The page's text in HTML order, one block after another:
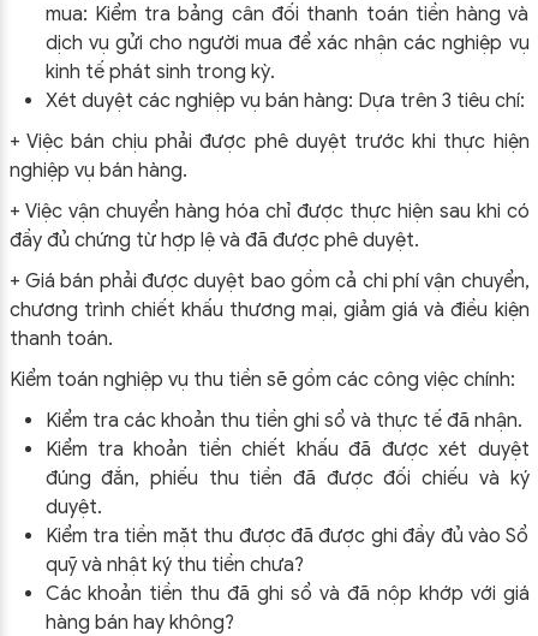
mua: Kiểm tra bảng cân đối thanh toán tiền hàng và
dịch vụ gửi cho người mua để xác nhận các nghiệp vụ
kinh tế phát sinh trong kỳ.
Xét duyệt các nghiệp vụ bán hàng: Dựa trên 3 tiêu chí:
+ Việc bán chịu phải được phê duyệt trước khi thực hiện
nghiệp vụ bán hàng.
+ Việc vận chuyển hàng hóa chỉ được thực hiện sau khi có
đầy đủ chứng từ hợp lệ và đã được phê duyệt.
+ Giá bán phải được duyệt bao gồm cả chi phí vận chuyển,
chương trình chiết khấu thương mại, giảm giá và điều kiện
thanh toán.
Kiểm toán nghiệp vụ thu tiền sẽ gồm các công việc chính:
Kiểm tra các khoản thu tiền ghi sổ và thực tế đã nhận.
Kiểm tra khoản tiền chiết khấu đã được xét duyệt
đúng đắn, phiếu thu tiền đã được đối chiếu và ký
duyệt.
Kiểm tra tiền mặt thu được đã được ghi đầy đủ vào Sổ
quỹ và nhật ký thu tiền chưa?
Các khoản tiền thu đã ghi sổ và đã nộp khớp với giá
hàng bán hay không?